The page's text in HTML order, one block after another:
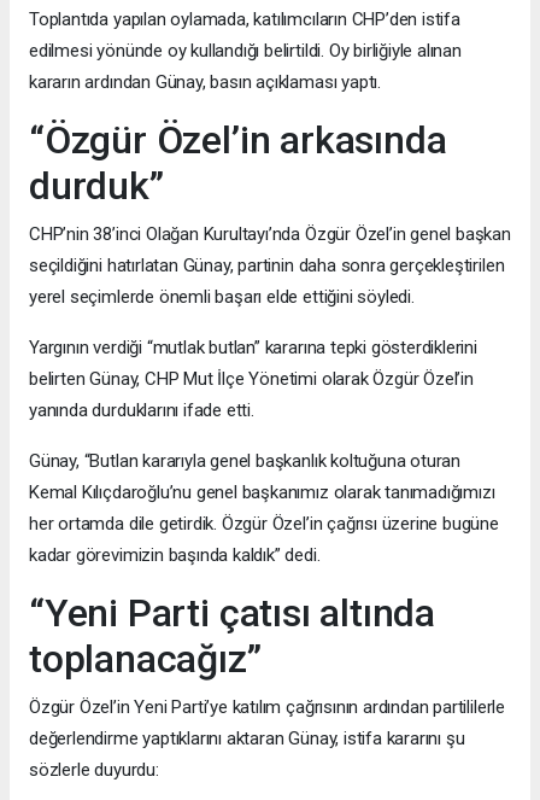
Toplantıda yapılan oylamada, katılımcıların CHP’den istifa
edilmesi yönünde oy kullandığı belirtildi. Oy birliğiyle alınan
kararın ardından Günay, basın açıklaması yaptı.
“Özgür Özel’in arkasında
durduk”
CHP’nin 38’inci Olağan Kurultayı’nda Özgür Özel’in genel başkan
seçildiğini hatırlatan Günay, partinin daha sonra gerçekleştirilen
yerel seçimlerde önemli başarı elde ettiğini söyledi.
Yargının verdiği “mutlak butlan” kararına tepki gösterdiklerini
belirten Günay, CHP Mut İlçe Yönetimi olarak Özgür Özel’in
yanında durduklarını ifade etti.
Günay, “Butlan kararıyla genel başkanlık koltuğuna oturan
Kemal Kılıçdaroğlu’nu genel başkanımız olarak tanımadığımızı
her ortamda dile getirdik. Özgür Özel’in çağrısı üzerine bugüne
kadar görevimizin başında kaldık” dedi.
“Yeni Parti çatısı altında
toplanacağız”
Özgür Özel’in Yeni Parti’ye katılım çağrısının ardından partililerle
değerlendirme yaptıklarını aktaran Günay, istifa kararını şu
sözlerle duyurdu: